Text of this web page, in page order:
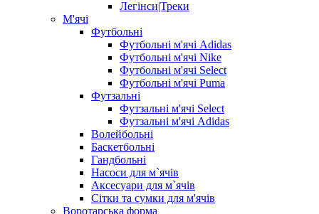
Легінси|Треки
М'ячі
Футбольні
Футбольні м'ячі Adidas
Футбольні м'ячі Nike
Футбольні м'ячі Select
Футбольні м'ячі Puma
Футзальні
Футзальні м'ячі Select
Футзальні м'ячі Adidas
Волейбольні
Баскетбольні
Гандбольні
Насоси для м`ячів
Аксесуари для м`ячів
Сітки та сумки для м'ячів
Воротарська форма